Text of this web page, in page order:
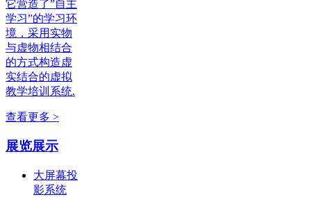
它营造了”自主
学习”的学习环
境，采用实物
与虚物相结合
的方式构造虚
实结合的虚拟
教学培训系统.
查看更多 >
展览展示
大屏幕投
影系统